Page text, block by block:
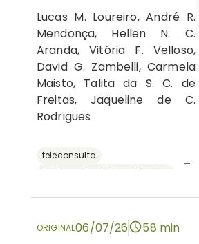
Lucas M. Loureiro, André R.
Mendonça, Hellen N. C.
Aranda, Vitória F. Velloso,
David G. Zambelli, Carmela
Maisto, Talita da S. C. de
Freitas, Jaqueline de C.
Rodrigues
teleconsulta
instrumentos informatizados
avaliação neuropsicológica
...
ORIGINAL06/07/26 58 min